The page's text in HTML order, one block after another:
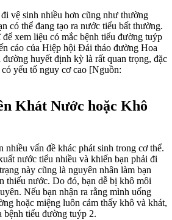
vệ sinh nhiều hơn cũng như thường
có thể đang tạo ra nước tiểu bất thường.
xem liệu có mắc bệnh tiểu đường tuýp
cáo của Hiệp hội Đái tháo đường Hoa
huyết định kỳ là rất quan trọng, đặc
yếu tố nguy cơ cao [Nguồn:
Khát Nước hoặc Khô
nhiều vấn đề khác phát sinh trong cơ thể.
nước tiểu nhiều và khiến bạn phải đi
này cũng là nguyên nhân làm bạn
thiếu nước. Do đó, bạn dễ bị khô môi
Nếu bạn nhận ra rằng mình uống
hoặc miệng luôn cảm thấy khô và khát,
bệnh tiểu đường tuýp 2.